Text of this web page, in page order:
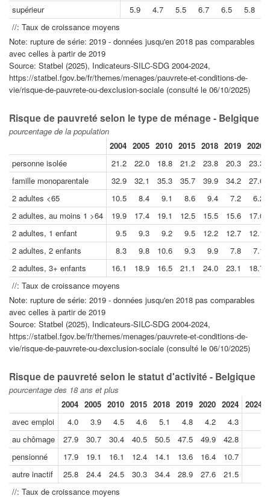
supérieur 5.9 4.7 5.5 6.7 6.5 5.8
//: Taux de croissance moyens
Note: rupture de série: 2019 - données jusqu'en 2018 pas comparables
avec celles à partir de 2019
Source: Statbel (2025), Indicateurs-SILC-SDG 2004-2024,
https://statbel.fgov.be/fr/themes/menages/pauvrete-et-conditions-de-
vie/risque-de-pauvrete-ou-dexclusion-sociale (consulté le 06/10/2025)
Risque de pauvreté selon le type de ménage - Belgique
pourcentage de la population
2004 2005 2010 2015 2018 2019 2020
personne isolée
21.2 22.0 18.8 21.2 23.8 20.3
23.3
famille monoparentale
32.9 32.1 35.3 35.7 39.9 34.2
27.6
2 adultes <65
10.5 8.4 9.1 8.6 9.4 7.2
6.2
2 adultes, au moins 1 >64
19.9 17.4 19.1 12.5 15.5 15.6
17.0
2 adultes, 1 enfant
9.5 9.3 9.2 9.5 12.2 12.7
12.1
2 adultes, 2 enfants
8.3 9.8 10.6 9.3 9.9 7.8
7.1
2 adultes, 3+ enfants
16.1 18.9 16.5 21.1 24.0 23.1
18.7
//: Taux de croissance moyens
Note: rupture de série: 2019 - données jusqu'en 2018 pas comparables
avec celles à partir de 2019
Source: Statbel (2025), Indicateurs-SILC-SDG 2004-2024,
https://statbel.fgov.be/fr/themes/menages/pauvrete-et-conditions-de-
vie/risque-de-pauvrete-ou-dexclusion-sociale (consulté le 06/10/2025)
Risque de pauvreté selon le statut d'activité - Belgique
pourcentage des 18 ans et plus
2004 2005 2010 2015 2018 2019 2020 2024 2024//
avec emploi
4.0 3.9 4.5 4.6 5.1 4.8 4.2
4.3
au chômage
27.9 30.7 30.4 40.5 50.5 47.5 49.9
42.8
pensionné
17.9 19.1 16.1 12.4 14.1 13.6 16.4
10.7
autre inactif
25.8 24.4 24.5 30.3 34.4 28.9 27.6
21.5
//: Taux de croissance moyens